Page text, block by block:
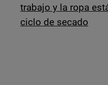
trabajo y la ropa
ciclo de secado